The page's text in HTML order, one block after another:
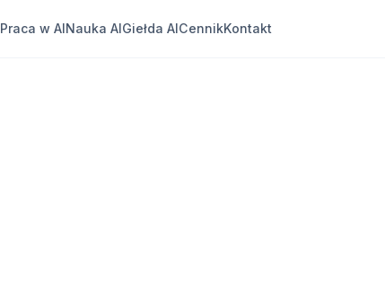
Praca w AINauka AIGiełda AICennikKontakt